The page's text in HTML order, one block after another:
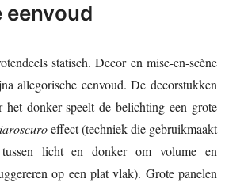
eenvoud
statisch. Decor en mise-en-scène
allegorische eenvoud. De decorstukken
donker speelt de belichting een grote
effect (techniek die gebruikmaakt
licht en donker om volume en
op een plat vlak). Grote panelen